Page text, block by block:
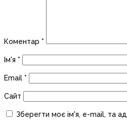
Коментар *
Ім'я *
Email *
Сайт
Зберегти моє ім'я, e-mail, та